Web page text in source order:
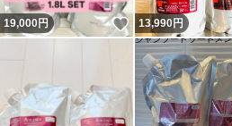
19,000円 いいね！
13,990円